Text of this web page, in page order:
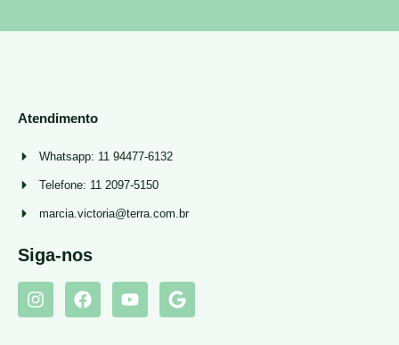
Atendimento
Whatsapp: 11 94477-6132
Telefone: 11 2097-5150
marcia.victoria@terra.com.br
Siga-nos